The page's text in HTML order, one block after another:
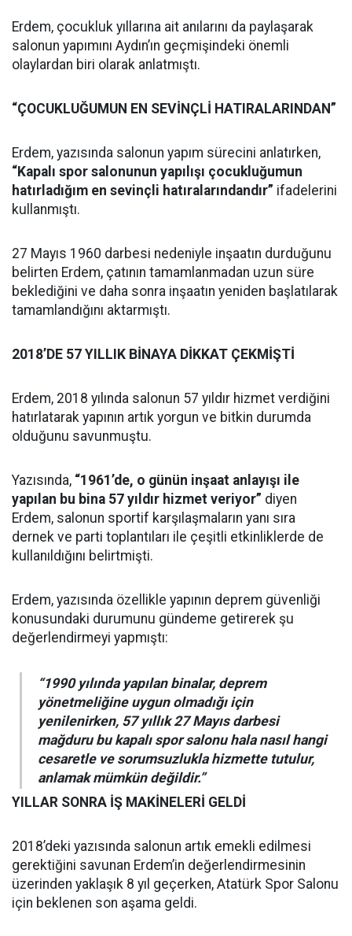
Erdem, çocukluk yıllarına ait anılarını da paylaşarak
salonun yapımını Aydın’ın geçmişindeki önemli
olaylardan biri olarak anlatmıştı.
“ÇOCUKLUĞUMUN EN SEVİNÇLİ HATIRALARINDAN”
Erdem, yazısında salonun yapım sürecini anlatırken,
“Kapalı spor salonunun yapılışı çocukluğumun
hatırladığım en sevinçli hatıralarındandır” ifadelerini
kullanmıştı.
27 Mayıs 1960 darbesi nedeniyle inşaatın durduğunu
belirten Erdem, çatının tamamlanmadan uzun süre
beklediğini ve daha sonra inşaatın yeniden başlatılarak
tamamlandığını aktarmıştı.
2018’DE 57 YILLIK BİNAYA DİKKAT ÇEKMİŞTİ
Erdem, 2018 yılında salonun 57 yıldır hizmet verdiğini
hatırlatarak yapının artık yorgun ve bitkin durumda
olduğunu savunmuştu.
Yazısında, “1961’de, o günün inşaat anlayışı ile
yapılan bu bina 57 yıldır hizmet veriyor” diyen
Erdem, salonun sportif karşılaşmaların yanı sıra
dernek ve parti toplantıları ile çeşitli etkinliklerde de
kullanıldığını belirtmişti.
Erdem, yazısında özellikle yapının deprem güvenliği
konusundaki durumunu gündeme getirerek şu
değerlendirmeyi yapmıştı:
“1990 yılında yapılan binalar, deprem
yönetmeliğine uygun olmadığı için
yenilenirken, 57 yıllık 27 Mayıs darbesi
mağduru bu kapalı spor salonu hala nasıl hangi
cesaretle ve sorumsuzlukla hizmette tutulur,
anlamak mümkün değildir.”
YILLAR SONRA İŞ MAKİNELERİ GELDİ
2018’deki yazısında salonun artık emekli edilmesi
gerektiğini savunan Erdem’in değerlendirmesinin
üzerinden yaklaşık 8 yıl geçerken, Atatürk Spor Salonu
için beklenen son aşama geldi.